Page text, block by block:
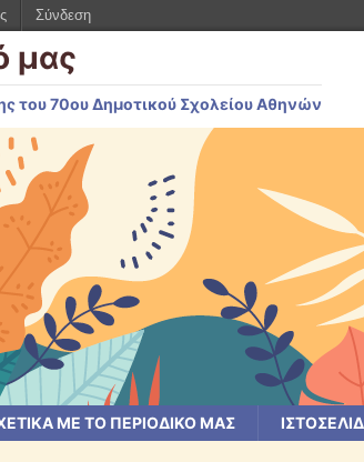
μας
του 70ου Δημοτικού Σχολείου Αθηνών
ΜΕ ΤΟ ΠΕΡΙΟΔΙΚΌ ΜΑΣ
Σύνδεση